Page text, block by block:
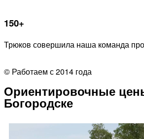
150+
Трюков совершила наша команда
© Работаем с 2014 года
Ориентировочные
Богородске